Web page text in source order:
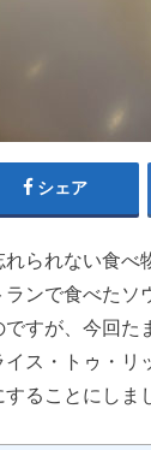
シェア
られない食
ンで食べた
すが、今回
イス・トゥ・
ることにしま